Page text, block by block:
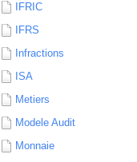
IFRIC
IFRS
Infractions
ISA
Metiers
Modele Audit
Monnaie